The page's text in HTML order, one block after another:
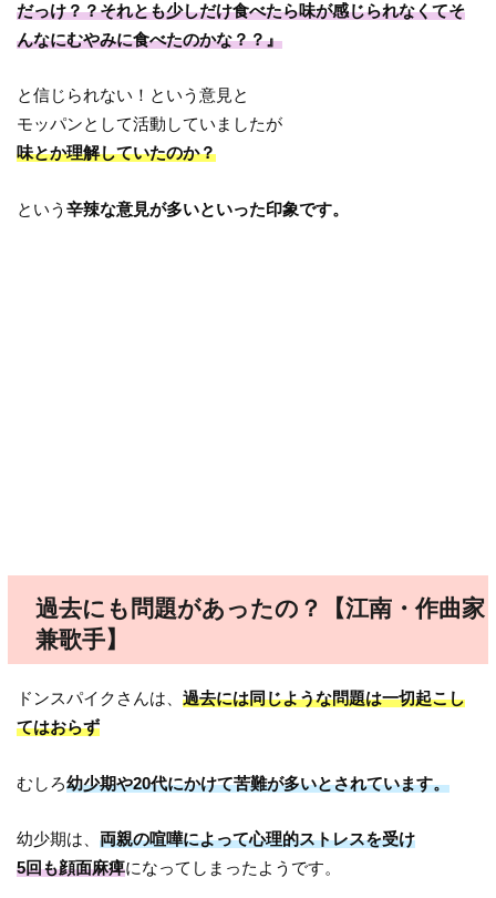
だっけ？？それとも少しだけ食べたら味が感じられなくてそ
んなにむやみに食べたのかな？？』
と信じられない！という意見と
モッパンとして活動していましたが
味とか理解していたのか？
という辛辣な意見が多いといった印象です。
過去にも問題があったの？【江南・作曲家
兼歌手】
ドンスパイクさんは、過去には同じような問題は一切起こし
てはおらず
むしろ幼少期や20代にかけて苦難が多いとされています。
幼少期は、両親の喧嘩によって心理的ストレスを受け
5回も顔面麻痺になってしまったようです。